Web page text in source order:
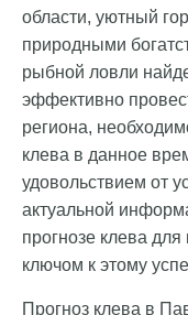
области, уютный
природными
рыбной ловли
эффективно
региона,
клева в данное
удовольствием от
актуальной
прогнозе клева
ключом к этому
Прогноз клева в